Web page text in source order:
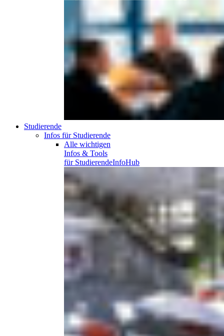
Studierende
Infos für Studierende
Alle wichtigen
Infos & Tools
für StudierendeInfoHub